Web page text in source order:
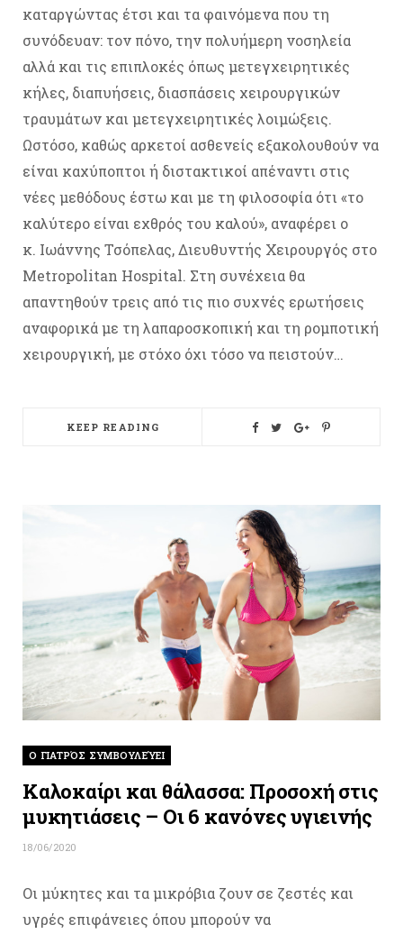
καταργώντας έτσι και τα φαινόμενα που τη
συνόδευαν: τον πόνο, την πολυήμερη νοσηλεία
αλλά και τις επιπλοκές όπως μετεγχειρητικές
κήλες, διαπυήσεις, διασπάσεις χειρουργικών
τραυμάτων και μετεγχειρητικές λοιμώξεις.
Ωστόσο, καθώς αρκετοί ασθενείς εξακολουθούν να
είναι καχύποπτοι ή διστακτικοί απέναντι στις
νέες μεθόδους έστω και με τη φιλοσοφία ότι «το
καλύτερο είναι εχθρός του καλού», αναφέρει ο
κ. Ιωάννης Τσόπελας, Διευθυντής Χειρουργός στο
Metropolitan Hospital. Στη συνέχεια θα
απαντηθούν τρεις από τις πιο συχνές ερωτήσεις
αναφορικά με τη λαπαροσκοπική και τη ρομποτική
χειρουργική, με στόχο όχι τόσο να πειστούν…
KEEP READING
O ΓΙΑΤΡΌΣ ΣΥΜΒΟΥΛΕΎΕΙ
Καλοκαίρι και θάλασσα: Προσοχή στις
μυκητιάσεις – Οι 6 κανόνες υγιεινής
18/06/2020
Οι μύκητες και τα μικρόβια ζουν σε ζεστές και
υγρές επιφάνειες όπου μπορούν να